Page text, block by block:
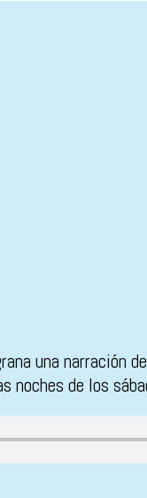
una narración
de los